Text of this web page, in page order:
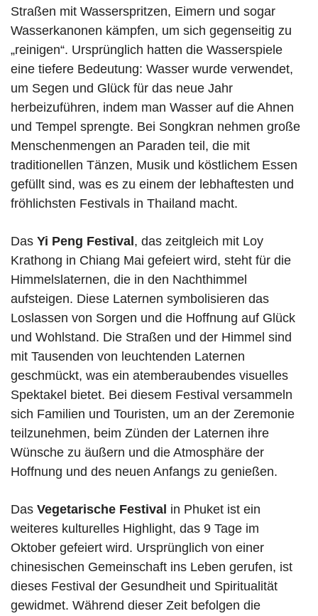
Straßen mit Wasserspritzen, Eimern und sogar
Wasserkanonen kämpfen, um sich gegenseitig zu
„reinigen“. Ursprünglich hatten die Wasserspiele
eine tiefere Bedeutung: Wasser wurde verwendet,
um Segen und Glück für das neue Jahr
herbeizuführen, indem man Wasser auf die Ahnen
und Tempel sprengte. Bei Songkran nehmen große
Menschenmengen an Paraden teil, die mit
traditionellen Tänzen, Musik und köstlichem Essen
gefüllt sind, was es zu einem der lebhaftesten und
fröhlichsten Festivals in Thailand macht.
Das Yi Peng Festival , das zeitgleich mit Loy
Krathong in Chiang Mai gefeiert wird, steht für die
Himmelslaternen, die in den Nachthimmel
aufsteigen. Diese Laternen symbolisieren das
Loslassen von Sorgen und die Hoffnung auf Glück
und Wohlstand. Die Straßen und der Himmel sind
mit Tausenden von leuchtenden Laternen
geschmückt, was ein atemberaubendes visuelles
Spektakel bietet. Bei diesem Festival versammeln
sich Familien und Touristen, um an der Zeremonie
teilzunehmen, beim Zünden der Laternen ihre
Wünsche zu äußern und die Atmosphäre der
Hoffnung und des neuen Anfangs zu genießen.
Das Vegetarische Festival in Phuket ist ein
weiteres kulturelles Highlight, das 9 Tage im
Oktober gefeiert wird. Ursprünglich von einer
chinesischen Gemeinschaft ins Leben gerufen, ist
dieses Festival der Gesundheit und Spiritualität
gewidmet. Während dieser Zeit befolgen die